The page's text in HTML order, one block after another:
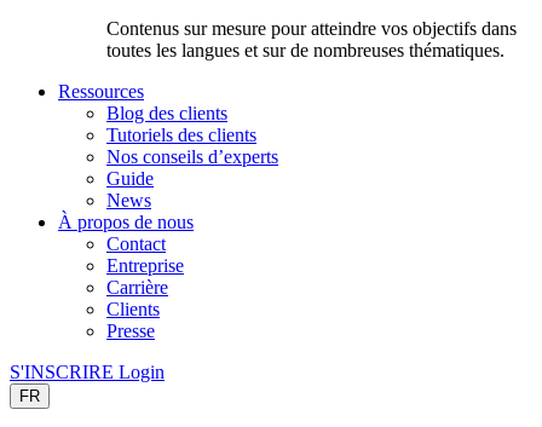
Contenus sur mesure pour atteindre vos objectifs dans
toutes les langues et sur de nombreuses thématiques.
Ressources
Blog des clients
Tutoriels des clients
Nos conseils d’experts
Guide
News
À propos de nous
Contact
Entreprise
Carrière
Clients
Presse
S'INSCRIRE Login
FR